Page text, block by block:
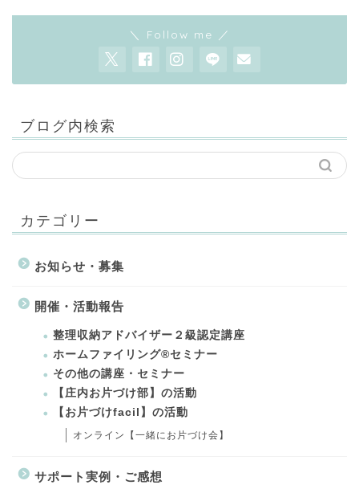
＼ Follow me ／
ブログ内検索
カテゴリー
お知らせ・募集
開催・活動報告
整理収納アドバイザー２級認定講座
ホームファイリング®セミナー
その他の講座・セミナー
【庄内お片づけ部】の活動
【お片づけfacil】の活動
オンライン【一緒にお片づけ会】
サポート実例・ご感想